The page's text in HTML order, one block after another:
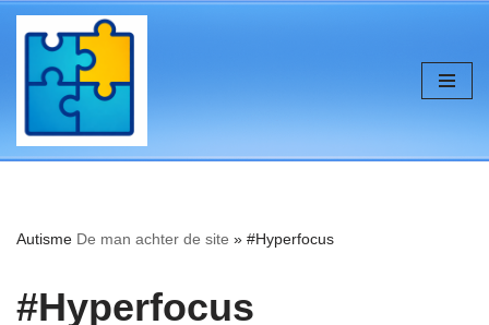
de
inhoud
naar
inhoud
Autisme De man achter de site » #Hyperfocus
#Hyperfocus